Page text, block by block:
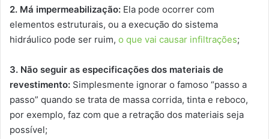
2. Má impermeabilização: Ela pode ocorrer com
elementos estruturais, ou a execução do sistema
hidráulico pode ser ruim, o que vai causar infiltrações;
3. Não seguir as especificações dos materiais de
revestimento: Simplesmente ignorar o famoso “passo a
passo” quando se trata de massa corrida, tinta e reboco,
por exemplo, faz com que a retração dos materiais seja
possível;